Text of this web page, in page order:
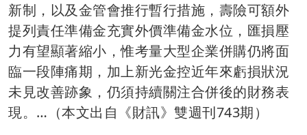
新制，以及金管會推行暫行措施，壽險可額外
提列責任準備金充實外價準備金水位，匯損壓
力有望顯著縮小，惟考量大型企業併購仍將面
臨一段陣痛期，加上新光金控近年來虧損狀況
未見改善跡象，仍須持續關注合併後的財務表
現。…（本文出自《財訊》雙週刊743期）